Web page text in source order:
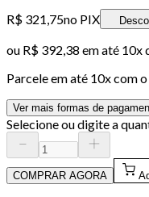
R$ 321,75no PIX
ou R$ 392,38 em até 10x
Parcele em até 10x com
Ver mais formas de
Selecione ou digite a
COMPRAR AGORA